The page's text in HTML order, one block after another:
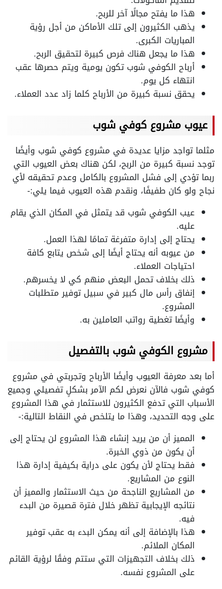
هذا ما يفتح مجالًا آخر للربح.
يذهب الكثيرون إلى تلك الأماكن من أجل رؤية
المباريات الكبرى.
هذا ما يجعل هناك فرص كبيرة لتحقيق الربح.
أرباح الكوفي شوب تكون يومية ويتم حصرها عقب
انتهاء كل يوم.
يحقق نسبة كبيرة من الأرباح كلما زاد عدد العملاء.
عيوب مشروع كوفي شوب
مثلما تواجد مزايا عديدة في مشروع كوفي شوب وأيضًا
توجد نسبة كبيرة من الربح، لكن هناك بعض العيوب التي
ربما تؤدي إلى فشل المشروع بالكامل وعدم تحقيقه لأي
نجاح ولو كان طفيفًا، ونقدم هذه العيوب فيما يلي:-
عيب الكوفي شوب قد يتمثل في المكان الذي يقام
عليه.
يحتاج إلى إدارة متفرغة تمامًا لهذا العمل.
من عيوبه أنه يحتاج أيضًا إلى شخص يتابع كافة
احتياجات العملاء.
ذلك بخلاف تحمل البعض منهم كي لا يخسرهم.
إنفاق رأس مال كبير في سبيل توفير متطلبات
المشروع.
وأيضًا تغطية رواتب العاملين به.
مشروع الكوفي شوب بالتفصيل
أما بعد معرفة العيوب وأيضًا الأرباح وتجربتي في مشروع
كوفي شوب فالآن نعرض لكم الآمر بشكلٍ تفصيلي وجميع
الأسباب التي تدفع الكثيرون للاستثمار في هذا المشروع
على وجه التحديد، وهذا ما يتلخص في النقاط التالية:-
المميز أن من يريد إنشاء هذا المشروع لن يحتاج إلى
أن يكون من ذوي الخبرة.
فقط يحتاج لأن يكون على دراية بكيفية إدارة هذا
النوع من المشاريع.
من المشاريع الناجحة من حيث الاستثمار والمميز أن
نتائجه الإيجابية تظهر خلال فترة قصيرة من البدء
فيه.
هذا بالإضافة إلى أنه يمكن البدء به عقب توفير
المكان الملائم.
ذلك بخلاف التجهيزات التي ستتم وفقًا لرؤية القائم
على المشروع نفسه.